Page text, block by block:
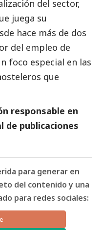
del sector,
juega su
hace más de dos
del empleo de
foco especial en las
que
responsable en
de publicaciones
para generar en
del contenido y una
para redes sociales: